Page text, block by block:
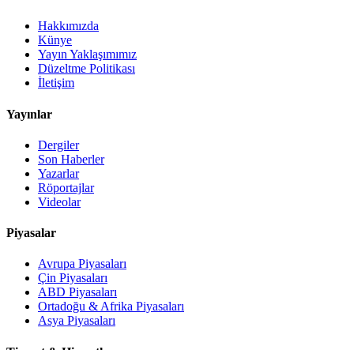
Hakkımızda
Künye
Yayın Yaklaşımımız
Düzeltme Politikası
İletişim
Yayınlar
Dergiler
Son Haberler
Yazarlar
Röportajlar
Videolar
Piyasalar
Avrupa Piyasaları
Çin Piyasaları
ABD Piyasaları
Ortadoğu & Afrika Piyasaları
Asya Piyasaları